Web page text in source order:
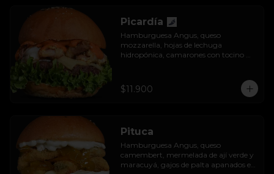
Picardía
Hamburguesa Angus, queso
mozzarella, hojas de lechuga
hidropónica, camarones con tocino
$11.900
Pituca
Hamburguesa Angus, queso
camembert, mermelada de ají verde y
maracuyá, gajos de palta apanados en